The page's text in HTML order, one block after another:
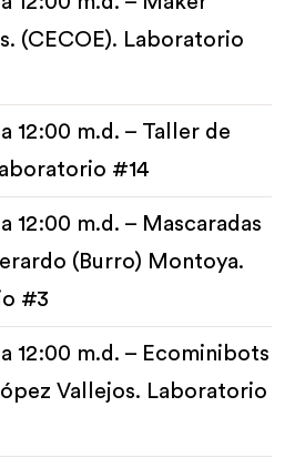
(CECOE). Laboratorio
12:00 m.d. – Taller de
#14
12:00 m.d. – Mascaradas
(Burro) Montoya.
#3
12:00 m.d. – Ecominibots
Vallejos. Laboratorio